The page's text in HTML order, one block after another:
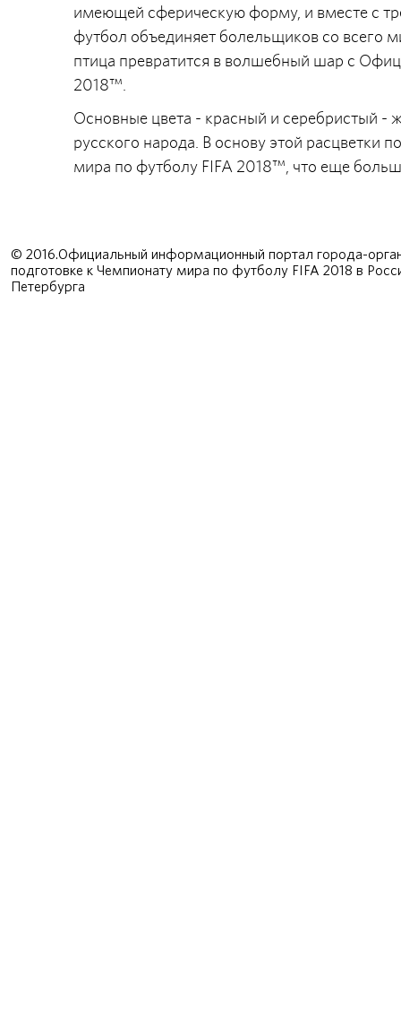
имеющей сферическую форму, и вместе с
футбол объединяет болельщиков со всего
птица превратится в волшебный шар с
2018™.
Основные цвета - красный и серебристый
русского народа. В основу этой расцветки
мира по футболу FIFA 2018™, что еще
© 2016.Официальный информационный портал города-
подготовке к Чемпионату мира по футболу FIFA 2018 в
Петербурга